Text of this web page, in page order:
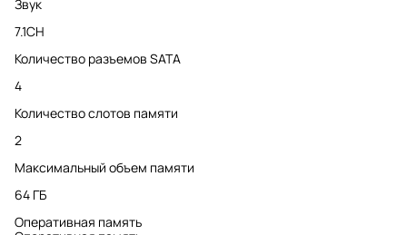
Звук
7.1CH
Количество разъемов SATA
4
Количество слотов памяти
2
Максимальный объем памяти
64 ГБ
Оперативная память